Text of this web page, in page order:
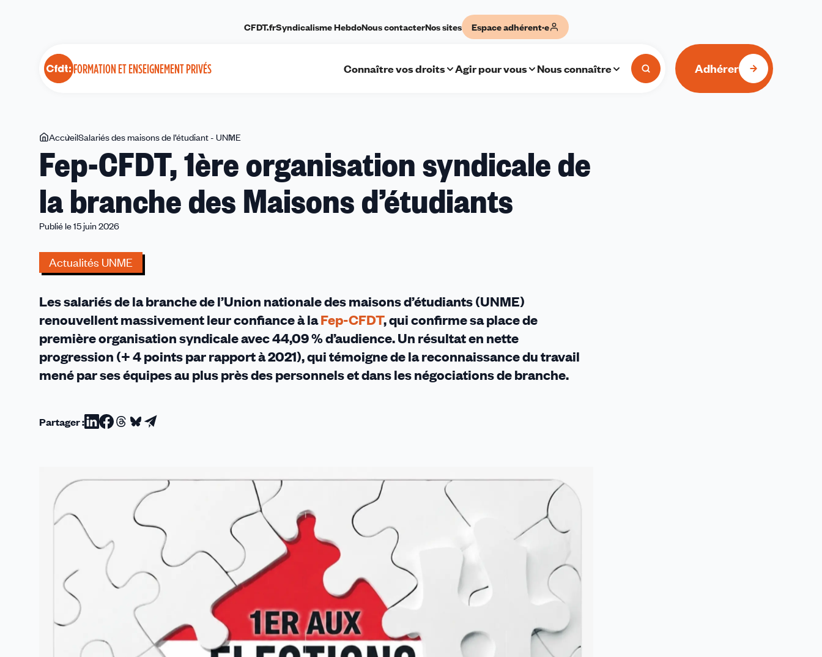
FORMATION ET ENSEIGNEMENT PRIVÉS
CFDT.frSyndicalisme HebdoNous contacterNos sites Espace adhérent·e
Connaître vos droits Agir pour vous Nous connaître Adhérer
Vous
êtes
ici
AccueilSalariés des maisons de l’étudiant - UNME
CFDT,
1ère
organisation
syndicale
Fep-CFDT, 1ère organisation syndicale de
la branche des Maisons d’étudiants
Publié le 15 juin 2026
Actualités UNME
Les salariés de la branche de l’Union nationale des maisons d’étudiants (UNME)
renouvellent massivement leur confiance à laFep-CFDT, qui confirme sa place de
première organisation syndicale avec 44,09 % d’audience. Un résultat en nette
progression (+ 4 points par rapport à 2021), qui témoigne de la reconnaissance du travail
mené par ses équipes au plus près des personnels et dans les négociations de branche.
Partager :Partager
Partager
Partager
Partager
Partager